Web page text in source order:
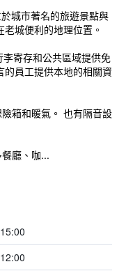
城市著名的旅遊景點與
城便利的地理位置。
寄存和公共區域提供免
的員工提供本地的相關資
箱和暖氣。 也有隔音設
廳、咖...
15:00
12:00